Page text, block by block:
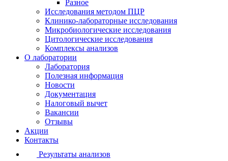
Разное
Исследования методом ПЦР
Клинико-лабораторные исследования
Микробиологические исследования
Цитологические исследования
Комплексы анализов
О лаборатории
Лаборатория
Полезная информация
Новости
Документация
Налоговый вычет
Вакансии
Отзывы
Акции
Контакты
Результаты анализов